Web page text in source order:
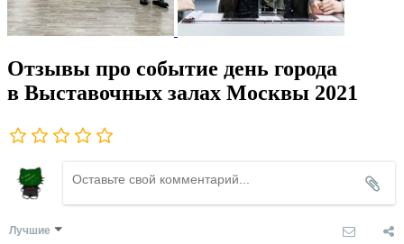
Отзывы про событие день города
в Выставочных залах Москвы 2021
Лучшие